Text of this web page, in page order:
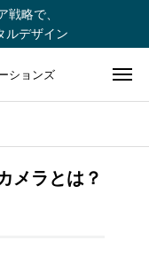
戦略で、
ルデザイン
ションズ
メラとは？